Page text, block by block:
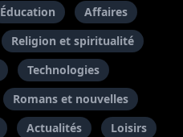
Éducation
Affaires
Religion et spiritualité
Technologies
Romans et nouvelles
Actualités
Loisirs